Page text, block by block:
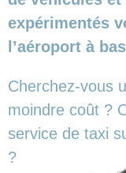
expérimentés
l’aéroport à
Cherchez-vous
moindre coût ?
service de taxi
?